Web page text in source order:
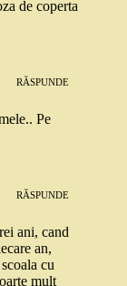
de coperta
RĂSPUNDE
Pe
RĂSPUNDE
ani, cand
an,
cu
mult